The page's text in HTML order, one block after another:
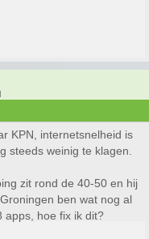
KPN, internetsnelheid is
steeds weinig te klagen.
zit rond de 40-50 en hij
ben wat nog al
apps, hoe fix ik dit?